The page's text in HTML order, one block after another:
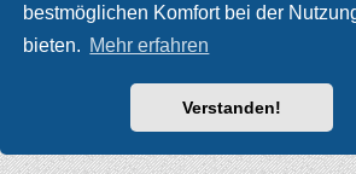
bestmöglichen Komfort bei der
bieten. Mehr erfahren
Verstanden!